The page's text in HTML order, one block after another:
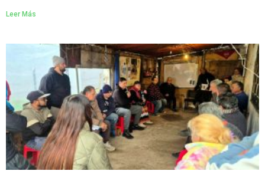
Leer Más